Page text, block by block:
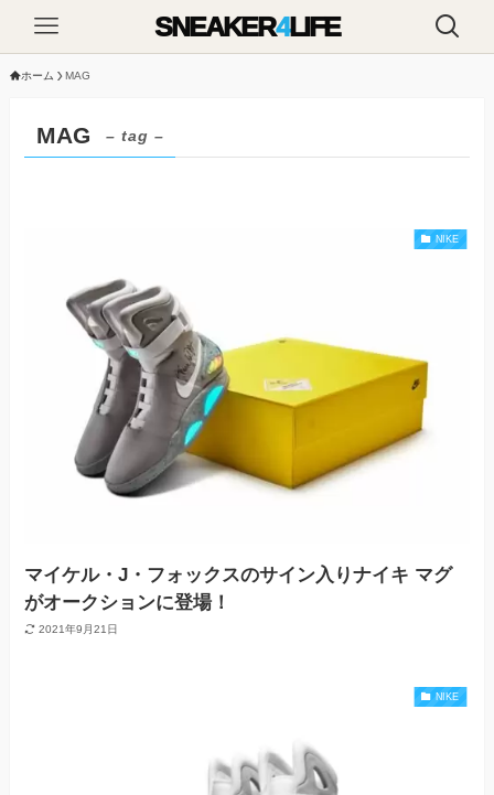
SNEAKER4LIFE
ホーム MAG
MAG – tag –
NIKE
マイケル・J・フォックスのサイン入りナイキ マグ
がオークションに登場！
2021年9月21日
NIKE